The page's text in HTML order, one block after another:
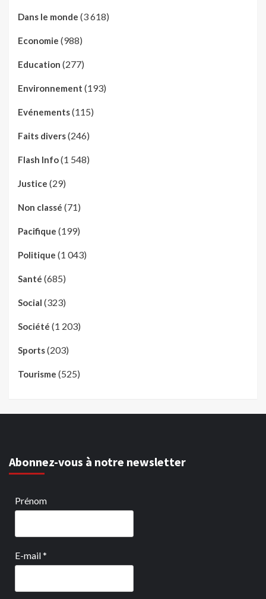
Dans le monde (3 618)
Economie (988)
Education (277)
Environnement (193)
Evénements(115)
Faits divers(246)
Flash Info(1 548)
Justice (29)
Non classé (71)
Pacifique (199)
Politique (1 043)
Santé (685)
Social (323)
Société (1 203)
Sports(203)
Tourisme (525)
Abonnez-vous à notre newsletter
Prénom
E-mail*